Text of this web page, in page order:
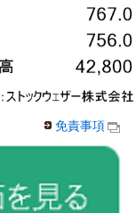
免責事項